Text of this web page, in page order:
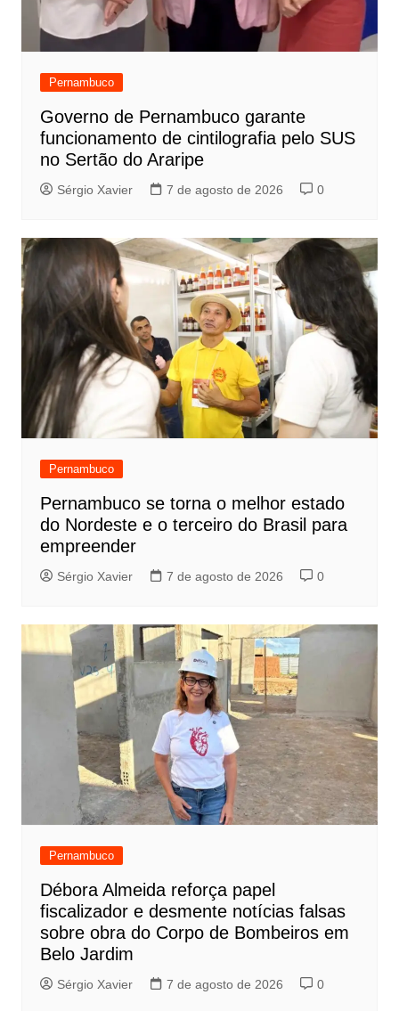
Pernambuco
Governo de Pernambuco garante
funcionamento de cintilografia pelo SUS
no Sertão do Araripe
Sérgio Xavier 7 de agosto de 2026 0
Pernambuco
Pernambuco se torna o melhor estado
do Nordeste e o terceiro do Brasil para
empreender
Sérgio Xavier 7 de agosto de 2026 0
Pernambuco
Débora Almeida reforça papel
fiscalizador e desmente notícias falsas
sobre obra do Corpo de Bombeiros em
Belo Jardim
Sérgio Xavier 7 de agosto de 2026 0